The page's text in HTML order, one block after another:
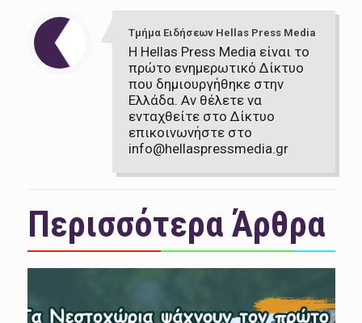
Τμήμα Ειδήσεων Hellas Press Media
Η Hellas Press Media είναι το
πρώτο ενημερωτικό Δίκτυο
που δημιουργήθηκε στην
Ελλάδα. Αν θέλετε να
ενταχθείτε στο Δίκτυο
επικοινωνήστε στο
info@hellaspressmedia.gr
Περισσότερα Άρθρα